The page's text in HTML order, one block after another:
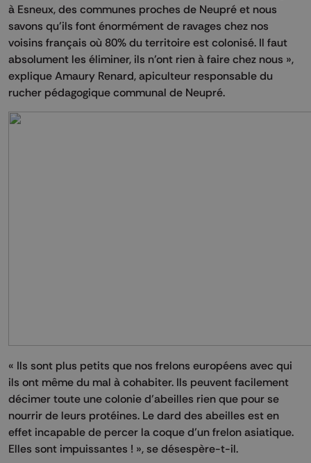
à Esneux, des communes proches de Neupré et nous
savons qu’ils font énormément de ravages chez nos
voisins français où 80% du territoire est colonisé. Il faut
absolument les éliminer, ils n’ont rien à faire chez nous »,
explique Amaury Renard, apiculteur responsable du
rucher pédagogique communal de Neupré.
« Ils sont plus petits que nos frelons européens avec qui
ils ont même du mal à cohabiter. Ils peuvent facilement
décimer toute une colonie d’abeilles rien que pour se
nourrir de leurs protéines. Le dard des abeilles est en
effet incapable de percer la coque d’un frelon asiatique.
Elles sont impuissantes ! », se désespère-t-il.